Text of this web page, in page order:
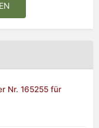
Nr. 165255 für